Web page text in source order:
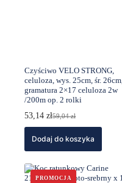
Czyściwo VELO STRONG,
celuloza, wys. 25cm, śr. 26cm,
gramatura 2×17 celuloza 2w
/200m op. 2 rolki
59,04zł
Pierwotna
cena
wynosiła:
53,14 złAktualna
cena
wynosi:
Dodaj do koszyka
PROMOCJA